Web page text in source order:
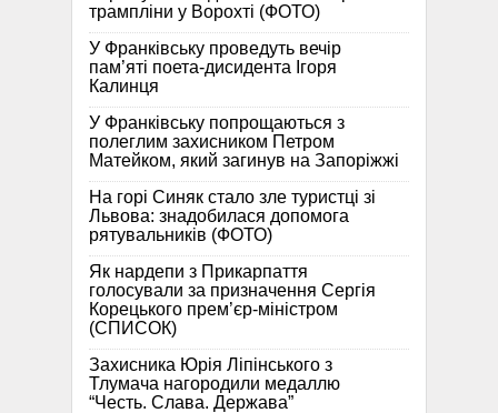
трампліни у Ворохті (ФОТО)
У Франківську проведуть вечір
пам’яті поета-дисидента Ігоря
Калинця
У Франківську попрощаються з
полеглим захисником Петром
Матейком, який загинув на Запоріжжі
На горі Синяк стало зле туристці зі
Львова: знадобилася допомога
рятувальників (ФОТО)
Як нардепи з Прикарпаття
голосували за призначення Сергія
Корецького прем’єр-міністром
(СПИСОК)
Захисника Юрія Ліпінського з
Тлумача нагородили медаллю
“Честь. Слава. Держава”